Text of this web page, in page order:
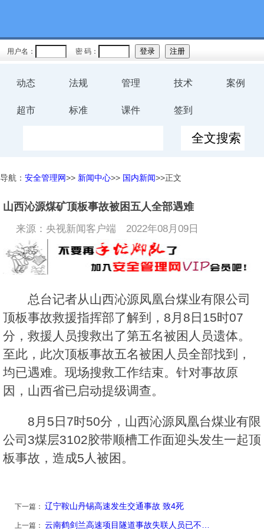
用户名： 密 码：
动态 法规 管理 技术 案例
超市 标准 课件 签到
导航： 安全管理网>> 新闻中心>> 国内新闻>>正文
山西沁源煤矿顶板事故被困五人全部遇难
来源：央视新闻客户端 2022年08月09日
总台记者从山西沁源凤凰台煤业有限公司
顶板事故救援指挥部了解到，8月8日15时07
分，救援人员搜救出了第五名被困人员遗体。
至此，此次顶板事故五名被困人员全部找到，
均已遇难。现场搜救工作结束。针对事故原
因，山西省已启动提级调查。
8月5日7时50分，山西沁源凤凰台煤业有限
公司3煤层3102胶带顺槽工作面迎头发生一起顶
板事故，造成5人被困。
下一篇： 辽宁鞍山丹锡高速发生交通事故 致4死
上一篇： 云南鹤剑兰高速项目隧道事故失联人员已不…